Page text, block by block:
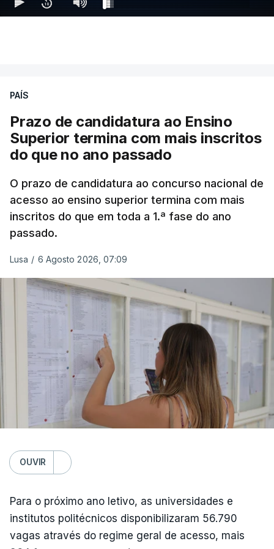
PAÍS
Prazo de candidatura ao Ensino
Superior termina com mais inscritos
do que no ano passado
O prazo de candidatura ao concurso nacional de
acesso ao ensino superior termina com mais
inscritos do que em toda a 1.ª fase do ano
passado.
Lusa / 6 Agosto 2026, 07:09
OUVIR
Para o próximo ano letivo, as universidades e
institutos politécnicos disponibilizaram 56.790
vagas através do regime geral de acesso, mais